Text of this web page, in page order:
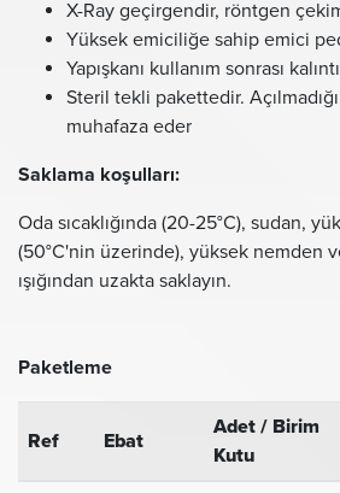
X-Ray geçirgendir, röntgen
Yüksek emiciliğe sahip emici
Yapışkanı kullanım sonrası
Steril tekli pakettedir.
muhafaza eder
Saklama koşulları:
Oda sıcaklığında (20-25°C), sudan,
(50°C'nin üzerinde), yüksek nemden
ışığından uzakta saklayın.
Paketleme
Ref Ebat
Adet / Birim
Kutu